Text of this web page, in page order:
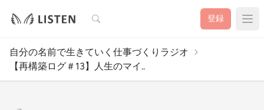
検索 登録
自分の名前で生きていく仕事づくりラジオ
【再構築ログ＃13】人生のマイ..